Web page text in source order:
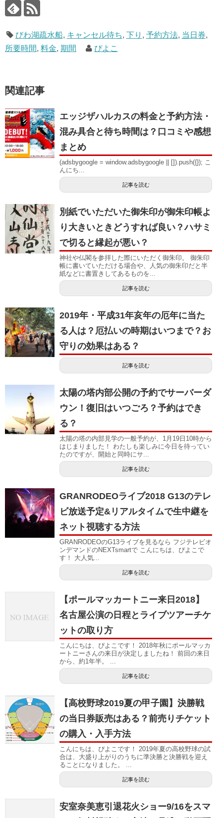
びわ湖疏水船, キャンセル待ち, 下り , 予約方法, 当日券,
所要時間, 料金, 期間 ぴよこ
関連記事
エッジザハルカスの料金と予約方法・
混み具合と待ち時間は？口コミや感想
まとめ
(adsbygoogle = window.adsbygoogle || []).push({}); こ
んにち...
記事を読む
別紙でいただいた御朱印が御朱印帳よ
り大きいときどうすれば良い？ハサミ
で切ると縁起が悪い？
神社や仏閣を参拝した際にいただく御朱印。 御朱印
帳に書いていただける場合や、人気の御朱印だと半
紙などに書置きしてあるものを...
記事を読む
2019年・平成31年亥年の厄年に当た
る人は？厄払いの時期はいつまで？お
守りの効果はある？
記事を読む
太陽の塔内部公開の予約でサーバーダ
ウン！復旧はいつごろ？予約はでき
る？
太陽の塔の内部見学の一般予約が、1月19日10時から
はじまりました！ わたしも楽しみに今日を待ってい
たのですが、開始と同時にサ...
記事を読む
GRANRODEOライブ2018 G13のテレ
ビ放送予定&リアルタイムで生中継を
ネット視聴する方法
GRANRODEOのG13ライブを見るなら フジテレビオ
ンデマンドのNEXTsmartで こんにちは、ぴよこで
す！ 大人気...
記事を読む
【ポールマッカートニー来日2018】
名古屋公演の日程とライブツアーチケ
ットの取り方
こんにちは、ぴよこです！ 2018年秋にポールマッカ
ートニーさんの来日が決定しましたね！ 前回の来日
から、約1年半。 ...
記事を読む
【高校野球2019夏の甲子園】決勝戦
の当日券販売はある？前売りチケット
の購入・入手方法
こんにちは、ぴよこです！ 2019年夏の高校野球の試
合は、大盛り上がりのうちに準決勝と決勝戦を迎え
ることになりました。 ...
記事を読む
安室奈美恵引退花火ショー9/16をスマ